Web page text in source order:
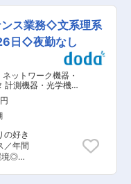
が高
環境や
考慮し
ルな
、電気
電化製
品を
属品／
情報
システ
指導
理、安
トいた
管理の
ン調整
能とな
■
件が
関し
工計画
ど、工
際の
。研修
ンス業務◇文系理系
日◇夜勤なし
ットワーク機器・
計測機器・光学機
機器
密・計測・分析機
の好き
／年間
境◎／